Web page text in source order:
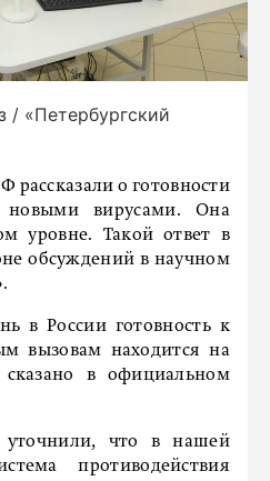
/ «Петербургский
рассказали о готовности
вирусами. Она
уровне. Такой ответ в
обсуждений в научном
в России готовность к
вызовам находится на
в официальном
уточнили, что в нашей
противодействия